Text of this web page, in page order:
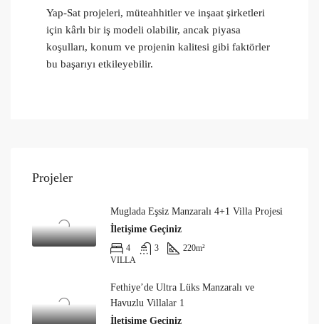
Yap-Sat projeleri, müteahhitler ve inşaat şirketleri
için kârlı bir iş modeli olabilir, ancak piyasa
koşulları, konum ve projenin kalitesi gibi faktörler
bu başarıyı etkileyebilir.
Projeler
Muglada Eşsiz Manzaralı 4+1 Villa Projesi
İletişime Geçiniz
4 3 220m²
VILLA
Fethiye’de Ultra Lüks Manzaralı ve
Havuzlu Villalar 1
İletişime Geçiniz